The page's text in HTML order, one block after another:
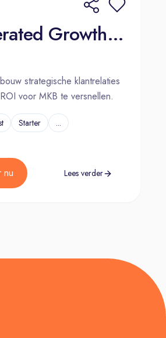
Accelerated Growth Consultant - Account Management (Dutch)
strategische klantrelaties
voor MKB te versnellen.
Starter ...
nu Lees verder